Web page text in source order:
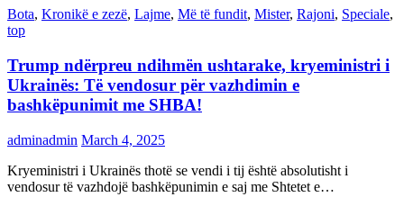
Bota, Kronikë e zezë, Lajme, Më të fundit, Mister, Rajoni, Speciale,
top
Trump ndërpreu ndihmën ushtarake, kryeministri i
Ukrainës: Të vendosur për vazhdimin e
bashkëpunimit me SHBA!
adminadmin March 4, 2025
Kryeministri i Ukrainës thotë se vendi i tij është absolutisht i
vendosur të vazhdojë bashkëpunimin e saj me Shtetet e…